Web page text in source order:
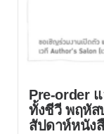
Pre-order
ทั้งชีวี พฤหัส
สัปดาห์หนัง